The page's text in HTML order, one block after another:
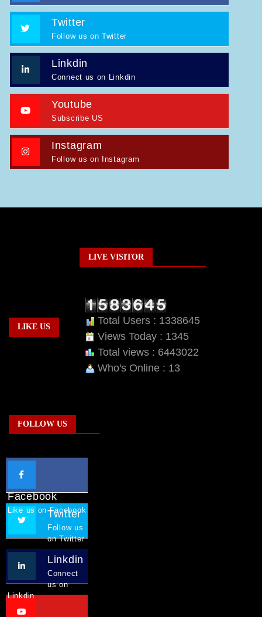
Twitter
Follow us on Twitter
Linkdin
Connect us on Linkdin
Youtube
Subscribe US
Instagram
Follow us on Instagram
LIKE US
LIVE VISITOR
Total Users : 1338645
Views Today : 1345
Total views : 6443022
Who's Online : 13
FOLLOW US
Facebook
Like us on Facebook
Twitter
Follow us
on Twitter
Linkdin
Connect
us on
Linkdin